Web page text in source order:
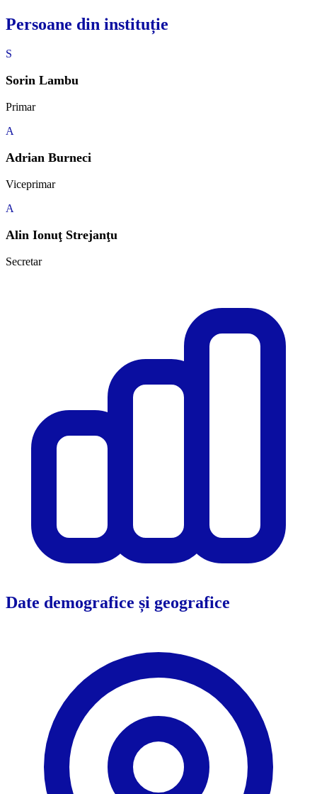
Persoane din instituție
S
Sorin Lambu
Primar
A
Adrian Burneci
Viceprimar
A
Alin Ionuţ Strejanţu
Secretar
Date demografice și geografice